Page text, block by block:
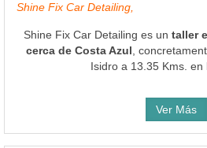
Shine Fix Car Detailing,
Shine Fix Car Detailing es un taller
cerca de Costa Azul ,
Isidro a 13.35 Kms. en
Ver Más